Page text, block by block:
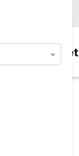
Svet